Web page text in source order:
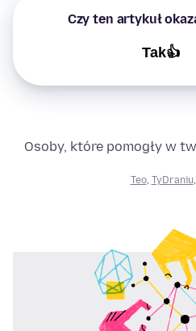
Czy ten artykuł
Tak👍
Osoby, które pomogły w
Teo, TyDraniu,